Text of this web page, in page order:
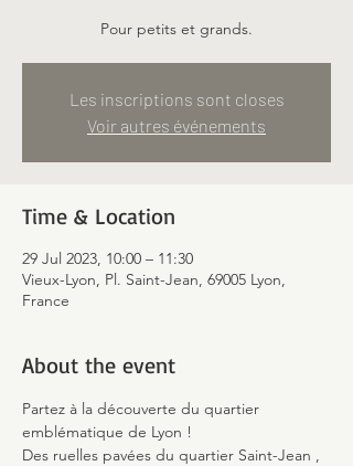
Pour petits et grands.
Les inscriptions sont closes
Voir autres événements
Time & Location
29 Jul 2023, 10:00 – 11:30
Vieux-Lyon, Pl. Saint-Jean, 69005 Lyon,
France
About the event
Partez à la découverte du quartier
emblématique de Lyon !
Des ruelles pavées du quartier Saint-Jean ,